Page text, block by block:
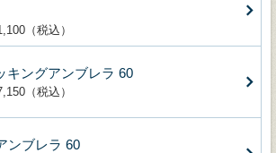
（税込）
キングアンブレラ 60
（税込）
ンブレラ 60